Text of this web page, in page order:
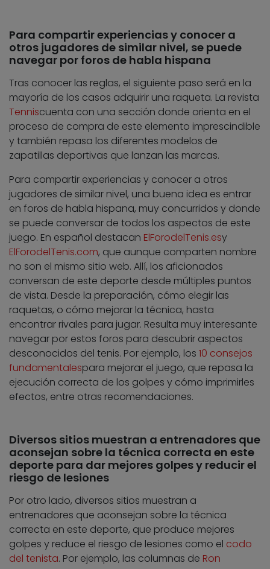
Para compartir experiencias y conocer a
otros jugadores de similar nivel, se puede
navegar por foros de habla hispana
Tras conocer las reglas, el siguiente paso será en la
mayoría de los casos adquirir una raqueta. La revista
Tenniscuenta con una sección donde orienta en el
proceso de compra de este elemento imprescindible
y también repasa los diferentes modelos de
zapatillas deportivas que lanzan las marcas.
Para compartir experiencias y conocer a otros
jugadores de similar nivel, una buena idea es entrar
en foros de habla hispana, muy concurridos y donde
se puede conversar de todos los aspectos de este
juego. En español destacan ElForodelTenis.esy
ElForodelTenis.com, que aunque comparten nombre
no son el mismo sitio web. Allí, los aficionados
conversan de este deporte desde múltiples puntos
de vista. Desde la preparación, cómo elegir las
raquetas, o cómo mejorar la técnica, hasta
encontrar rivales para jugar. Resulta muy interesante
navegar por estos foros para descubrir aspectos
desconocidos del tenis. Por ejemplo, los 10 consejos
fundamentalespara mejorar el juego, que repasa la
ejecución correcta de los golpes y cómo imprimirles
efectos, entre otras recomendaciones.
Diversos sitios muestran a entrenadores que
aconsejan sobre la técnica correcta en este
deporte para dar mejores golpes y reducir el
riesgo de lesiones
Por otro lado, diversos sitios muestran a
entrenadores que aconsejan sobre la técnica
correcta en este deporte, que produce mejores
golpes y reduce el riesgo de lesiones como el codo
del tenista. Por ejemplo, las columnas de Ron